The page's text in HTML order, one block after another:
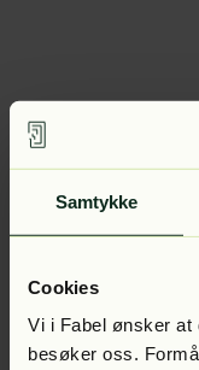
Samtykke
Cookies
Vi i Fabel ønsker at
besøker oss.